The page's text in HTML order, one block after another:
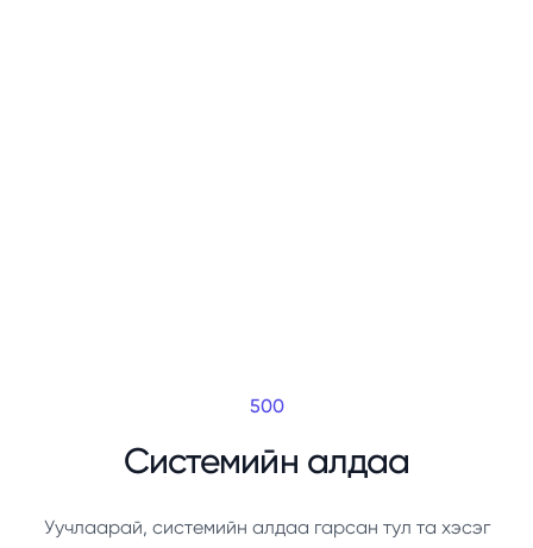
500
Системийн алдаа
Уучлаарай, системийн алдаа гарсан тул та хэсэг